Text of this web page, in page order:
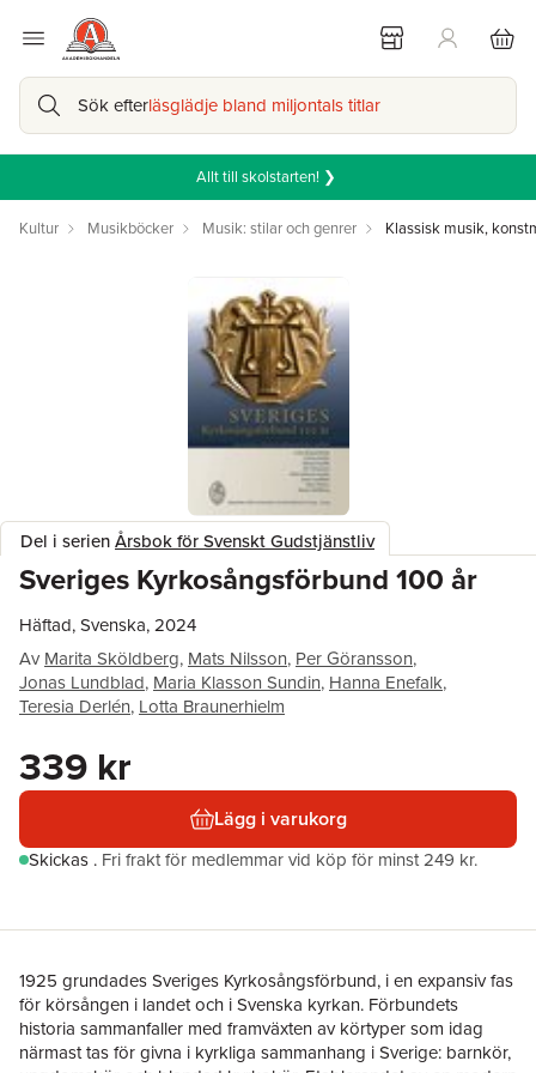
Sök efterläsglädje bland miljontals titlar
Allt till skolstarten! ❯
Kultur Musikböcker Musik: stilar och genrer Klassisk musik,
Del i serienÅrsbok för Svenskt Gudstjänstliv
Sveriges Kyrkosångsförbund 100 år
Häftad, Svenska, 2024
Av Marita Sköldberg, Mats Nilsson, Per Göransson,
Jonas Lundblad, Maria Klasson Sundin, Hanna Enefalk,
Teresia Derlén, Lotta Braunerhielm
339 kr
Lägg i varukorg
Skickas . Fri frakt för medlemmar vid köp för minst 249 kr.
1925 grundades Sveriges Kyrkosångsförbund, i en expansiv fas
för körsången i landet och i Svenska kyrkan. Förbundets
historia sammanfaller med framväxten av körtyper som idag
närmast tas för givna i kyrkliga sammanhang i Sverige: barnkör,